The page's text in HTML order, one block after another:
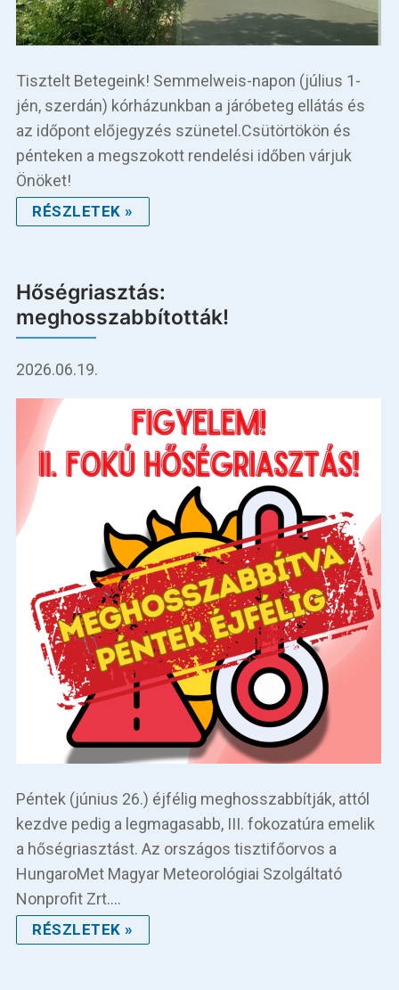
Tisztelt Betegeink! Semmelweis-napon (július 1-
jén, szerdán) kórházunkban a járóbeteg ellátás és
az időpont előjegyzés szünetel.Csütörtökön és
pénteken a megszokott rendelési időben várjuk
Önöket!
RÉSZLETEK »
Hőségriasztás:
meghosszabbították!
2026.06.19.
Péntek (június 26.) éjfélig meghosszabbítják, attól
kezdve pedig a legmagasabb, III. fokozatúra emelik
a hőségriasztást. Az országos tisztifőorvos a
HungaroMet Magyar Meteorológiai Szolgáltató
Nonprofit Zrt.…
RÉSZLETEK »